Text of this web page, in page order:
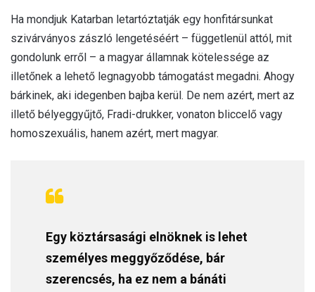
Ha mondjuk Katarban letartóztatják egy honfitársunkat
szivárványos zászló lengetéséért – függetlenül attól, mit
gondolunk erről – a magyar államnak kötelessége az
illetőnek a lehető legnagyobb támogatást megadni. Ahogy
bárkinek, aki idegenben bajba kerül. De nem azért, mert az
illető bélyeggyűjtő, Fradi-drukker, vonaton bliccelő vagy
homoszexuális, hanem azért, mert magyar.
Egy köztársasági elnöknek is lehet
személyes meggyőződése, bár
szerencsés, ha ez nem a bánáti